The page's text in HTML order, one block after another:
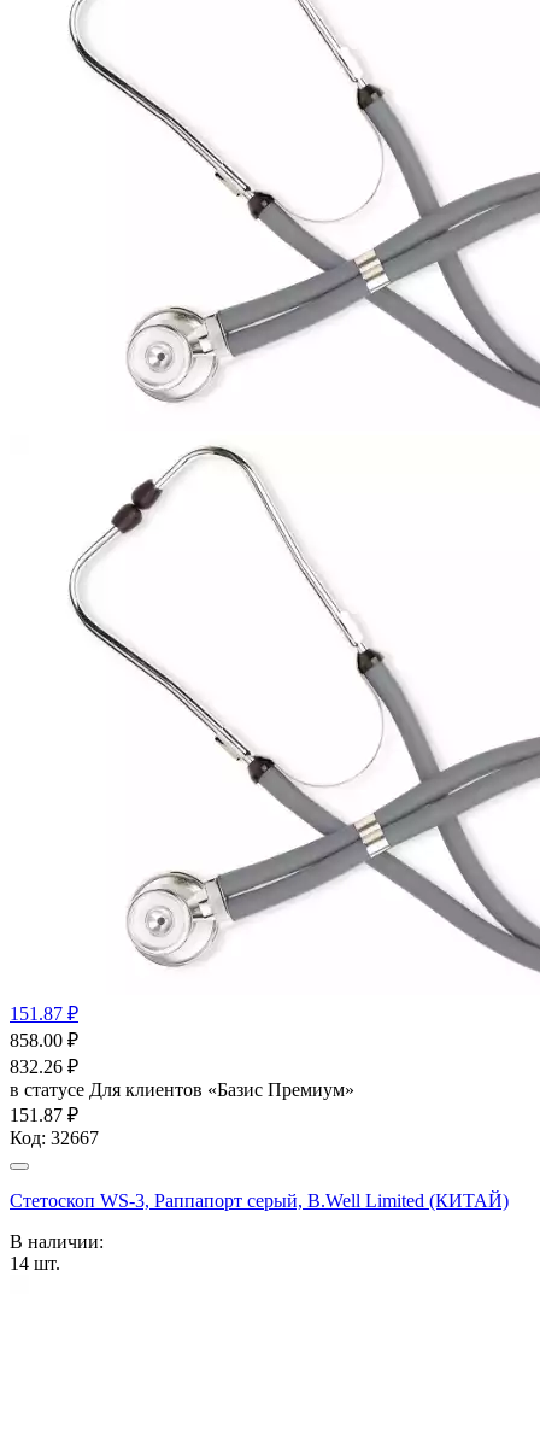
151.87 ₽
858.00 ₽
832.26 ₽
в статусе Для клиентов «Базис Премиум»
151.87 ₽
Код: 32667
Стетоскоп WS-3, Раппапорт серый, B.Well Limited (КИТАЙ)
В наличии:
14 шт.